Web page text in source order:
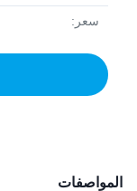
سعر:
المواصفات